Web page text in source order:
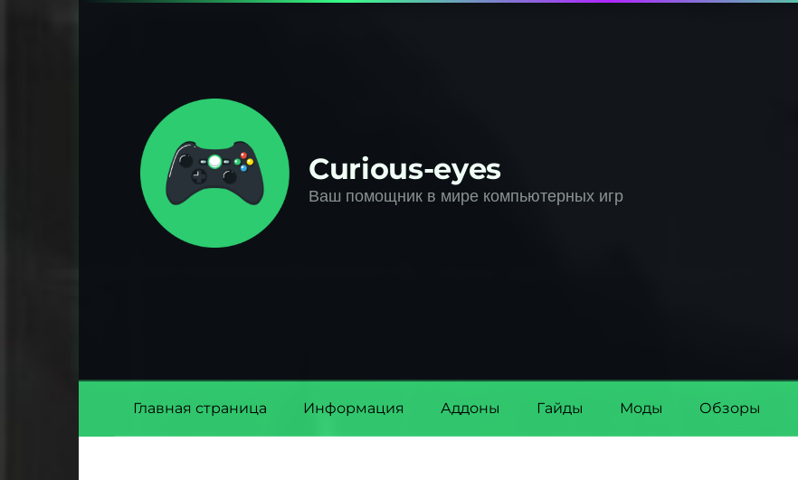
Curious-eyes
Ваш помощник в мире компьютерных игр
Главная страница Информация Аддоны Гайды Моды Обзоры